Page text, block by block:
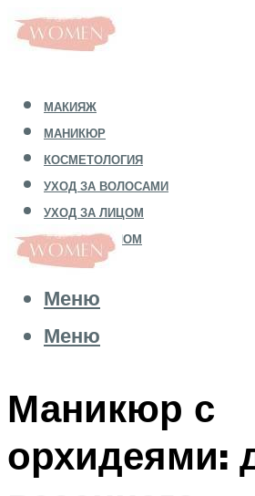
МАКИЯЖ
МАНИКЮР
КОСМЕТОЛОГИЯ
УХОД ЗА ВОЛОСАМИ
УХОД ЗА ЛИЦОМ
УХОД ЗА ТЕЛОМ
Меню
Меню
Маникюр с
орхидеями: